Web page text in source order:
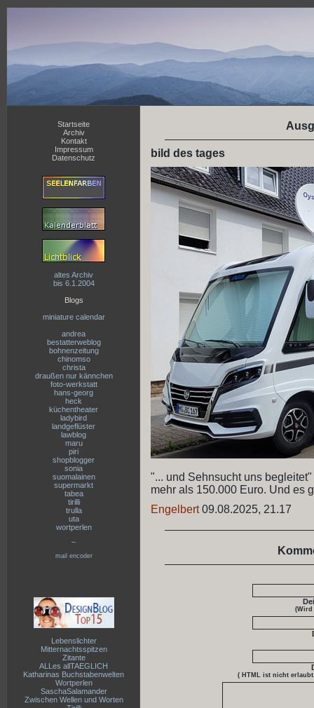
Startseite
Archiv
Kontakt
Impressum
Datenschutz
altes Archiv
bis 6.1.2004
Blogs
miniature calendar
andrea
bestatterweblog
bohnenzeitung
chinomso
christa
draußen nur kännchen
foto-werkstatt
hans-georg
heck
küchentheater
ladybird
landgeflüster
lawblog
maru
piri
shopblogger
sonia
suomalainen
supermarkt
tabea
tirilli
trulla
uta
wortperlen
--
mail encoder
Lebenslichter
Mitternachtsspitzen
Zitante
ALLes allTAEGLICH
Katharinas Buchstabenwelten
Wortperlen
SaschaSalamander
Zwischen Wellen und Worten
bild des tages
"... und Sehnsucht uns
mehr als 150.000 Euro. Und es
Engelbert09.08.2025, 21.17
(Wird
( HTML ist nicht